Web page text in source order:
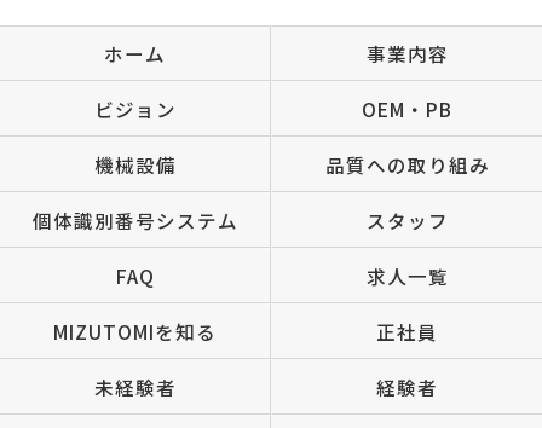
ホーム 事業内容
ビジョン OEM・PB
機械設備 品質への取り組み
個体識別番号システム スタッフ
FAQ 求人一覧
MIZUTOMIを知る 正社員
未経験者 経験者